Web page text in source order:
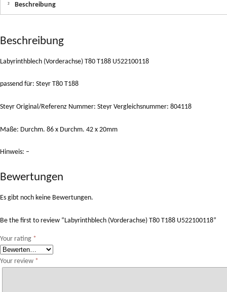
Beschreibung
Beschreibung
Labyrinthblech (Vorderachse) T80 T188 U522100118
passend für: Steyr T80 T188
Steyr Original/Referenz Nummer: Steyr Vergleichsnummer: 804118
Maße: Durchm. 86 x Durchm. 42 x 20mm
Hinweis: –
Bewertungen
Es gibt noch keine Bewertungen.
Be the first to review “Labyrinthblech (Vorderachse) T80 T188 U522100118”
Your rating *
Your review *